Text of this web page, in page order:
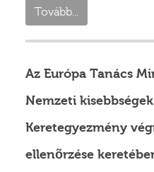
Tovább...
Az Európa Tanács
Nemzeti
Keretegyezmény
ellenõrzése